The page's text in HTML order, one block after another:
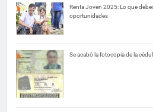
Renta Joven 2025: Lo que
oportunidades
Se acabó la fotocopia de la